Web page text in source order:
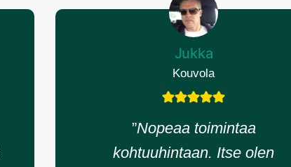
Jukka
Kouvola
”Nopeaa toimintaa
kohtuuhintaan. Itse olen